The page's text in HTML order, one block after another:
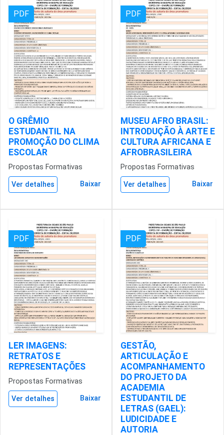
PDF
O GRÊMIO
ESTUDANTIL NA
PROMOÇÃO DO CLIMA
ESCOLAR
Propostas Formativas
Ver detalhes Baixar
PDF
MUSEU AFRO BRASIL:
INTRODUÇÃO À ARTE E
CULTURA AFRICANA E
AFROBRASILEIRA
Propostas Formativas
Ver detalhes Baixar
PDF
LER IMAGENS:
RETRATOS E
REPRESENTAÇÕES
Propostas Formativas
Ver detalhes Baixar
PDF
GESTÃO,
ARTICULAÇÃO E
ACOMPANHAMENTO
DO PROJETO DA
ACADEMIA
ESTUDANTIL DE
LETRAS (GAEL):
LUDICIDADE E
AUTORIA